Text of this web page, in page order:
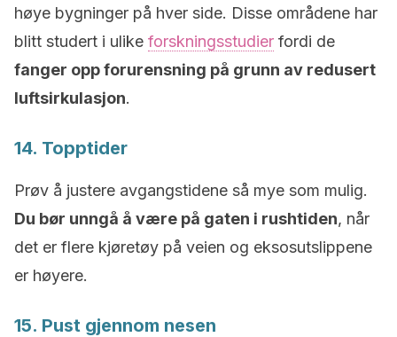
høye bygninger på hver side. Disse områdene har
blitt studert i ulike forskningsstudier fordi de
fanger opp forurensning på grunn av redusert
luftsirkulasjon.
14. Topptider
Prøv å justere avgangstidene så mye som mulig.
Du bør unngå å være på gaten i rushtiden, når
det er flere kjøretøy på veien og eksosutslippene
er høyere.
15. Pust gjennom nesen